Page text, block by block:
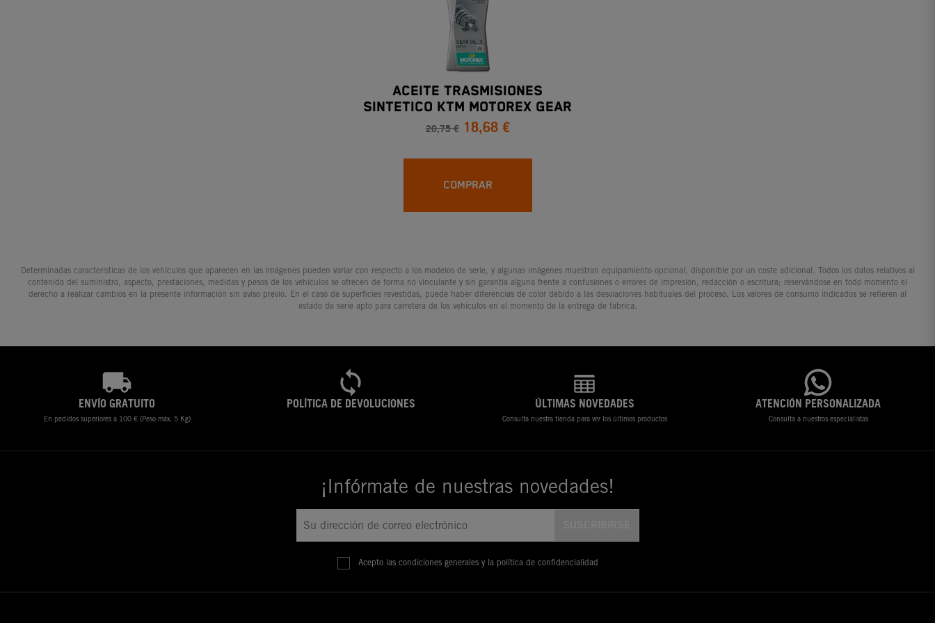
ACEITE TRASMISIONES
SINTETICO KTM MOTOREX GEAR
OIL 10W30 1L
20,75 € 18,68 €
COMPRAR
Determinadas características de los vehículos que aparecen en las imágenes pueden variar con respecto a los modelos de serie, y algunas imágenes muestran equipamiento opcional, disponible por un coste adicional. Todos los datos relativos al
contenido del suministro, aspecto, prestaciones, medidas y pesos de los vehículos se ofrecen de forma no vinculante y sin garantía alguna frente a confusiones o errores de impresión, redacción o escritura; reservándose en todo momento el
derecho a realizar cambios en la presente información sin aviso previo. En el caso de superficies revestidas, puede haber diferencias de color debido a las desviaciones habituales del proceso. Los valores de consumo indicados se refieren al
estado de serie apto para carretera de los vehículos en el momento de la entrega de fábrica.
ENVÍO GRATUITO
En pedidos superiores a 100 € (Peso máx. 5 Kg)
POLÍTICA DE DEVOLUCIONES ÚLTIMAS NOVEDADES
Consulta nuestra tienda para ver los últimos productos
ATENCIÓN PERSONALIZADA
Consulta a nuestros especialistas
¡Infórmate de nuestras novedades!
Acepto las condiciones generales y la política de confidencialidad